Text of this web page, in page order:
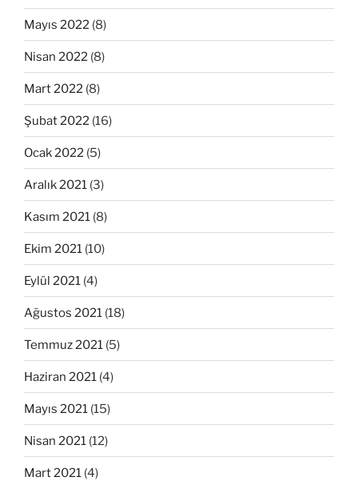
Mayıs 2022 (8)
Nisan 2022 (8)
Mart 2022 (8)
Şubat 2022 (16)
Ocak 2022 (5)
Aralık 2021 (3)
Kasım 2021 (8)
Ekim 2021 (10)
Eylül 2021 (4)
Ağustos 2021 (18)
Temmuz 2021 (5)
Haziran 2021 (4)
Mayıs 2021 (15)
Nisan 2021 (12)
Mart 2021 (4)